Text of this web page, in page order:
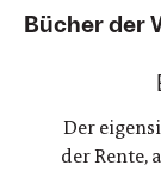
Bücher der
Der
der Rente,